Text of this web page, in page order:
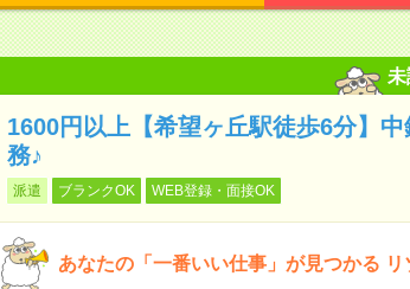
未
1600円以上【希望ヶ丘駅徒歩6分】
務♪
派遣 ブランクOK WEB登録・面接OK
あなたの「一番いい仕事」が見つかる